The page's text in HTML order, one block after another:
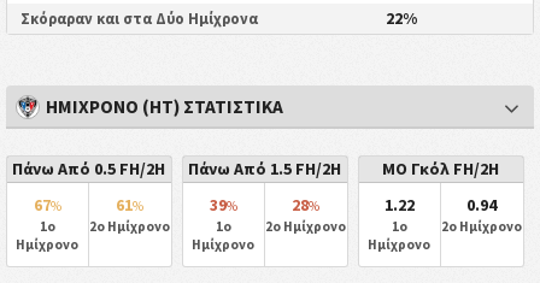
Σκόραραν και στα Δύο Ημίχρονα 22%
ΗΜΊΧΡΟΝΟ (HT) ΣΤΑΤΙΣΤΙΚΆ
Πάνω Από 0.5 FH/2H
67%
1ο
Ημίχρονο
61%
2ο Ημίχρονο
Πάνω Από 1.5 FH/2H
39%
1ο
Ημίχρονο
28%
2ο Ημίχρονο
ΜΟ Γκόλ FH/2H
1.22
1ο
Ημίχρονο
0.94
2ο Ημίχρονο